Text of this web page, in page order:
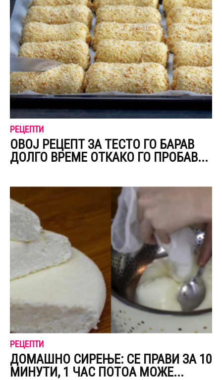
РЕЦЕПТИ
ОВОЈ РЕЦЕПТ ЗА ТЕСТО ГО БАРАВ
ДОЛГО ВРЕМЕ ОТКАКО ГО ПРОБАВ...
РЕЦЕПТИ
ДОМАШНО СИРЕЊЕ: СЕ ПРАВИ ЗА 10
МИНУТИ, 1 ЧАС ПОТОА МОЖЕ...